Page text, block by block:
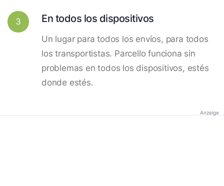
3 En todos los dispositivos
Un lugar para todos los envíos, para todos
los transportistas. Parcello funciona sin
problemas en todos los dispositivos, estés
donde estés.
Anzeige